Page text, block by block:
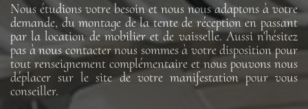
Nous étudions votre besoin et nous nous adaptons à votre
demande, du montage de la tente de réception en passant
par la location de mobilier et de vaisselle. Aussi n'hésitez
pas à nous contacter nous sommes à votre disposition pour
tout renseignement complémentaire et nous pouvons nous
déplacer sur le site de votre manifestation pour vous
conseiller.